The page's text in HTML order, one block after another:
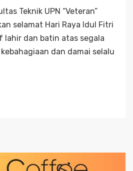
Teknik UPN “Veteran”
selamat Hari Raya Idul Fitri
lahir dan batin atas segala
dan damai selalu